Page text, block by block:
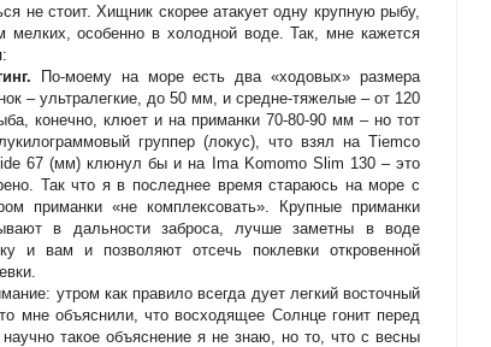
не стоит. Хищник скорее атакует одну крупную рыбу,
мелких, особенно в холодной воде. Так, мне кажется
По-моему на море есть два «ходовых» размера
– ультралегкие, до 50 мм, и средне-тяжелые – от 120
конечно, клюет и на приманки 70-80-90 мм – но тот
группер (локус), что взял на Tiemco
67 (мм) клюнул бы и на Ima Komomo Slim 130 – это
Так что я в последнее время стараюсь на море с
приманки «не комплексовать». Крупные приманки
в дальности заброса, лучше заметны в воде
и вам и позволяют отсечь поклевки откровенной
утром как правило всегда дует легкий восточный
мне объяснили, что восходящее Солнце гонит перед
такое объяснение я не знаю, но то, что с весны